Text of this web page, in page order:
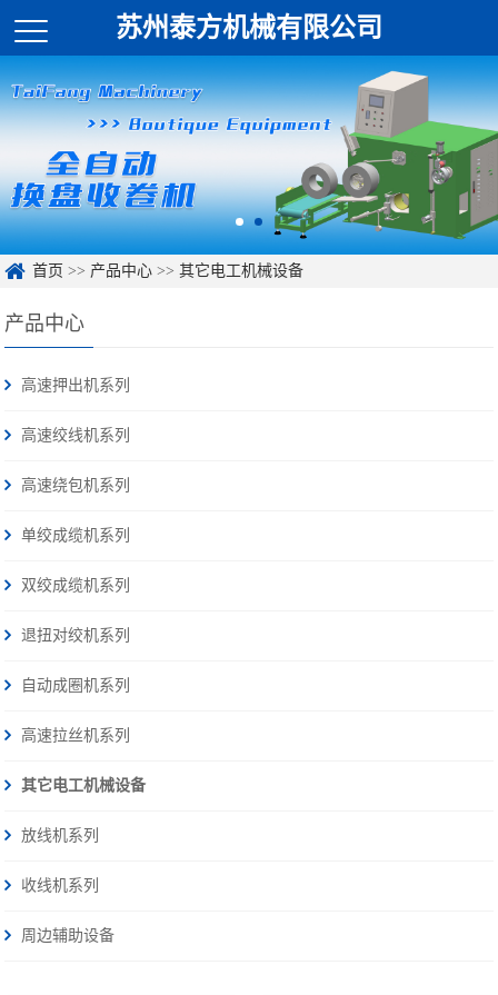
苏州泰方机械有限公司
首页 >> 产品中心 >>其它电工机械设备
产品中心
高速押出机系列
高速绞线机系列
高速绕包机系列
单绞成缆机系列
双绞成缆机系列
退扭对绞机系列
自动成圈机系列
高速拉丝机系列
其它电工机械设备
放线机系列
收线机系列
周边辅助设备